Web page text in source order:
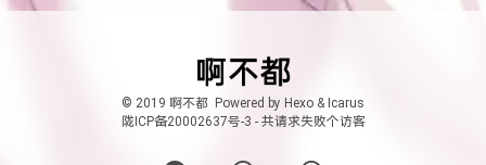
© 2019 啊不都 Powered by Hexo & Icarus
陇ICP备20002637号-3 - 共请求失败个访客